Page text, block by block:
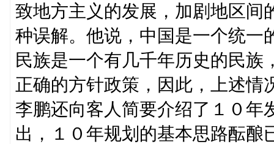
致地方主义的发展，加剧地区间
种误解。他说，中国是一个统一
民族是一个有几千年历史的民
正确的方针政策，因此，上述情
李鹏还向客人简要介绍了１０年
出，１０年规划的基本思路酝酿